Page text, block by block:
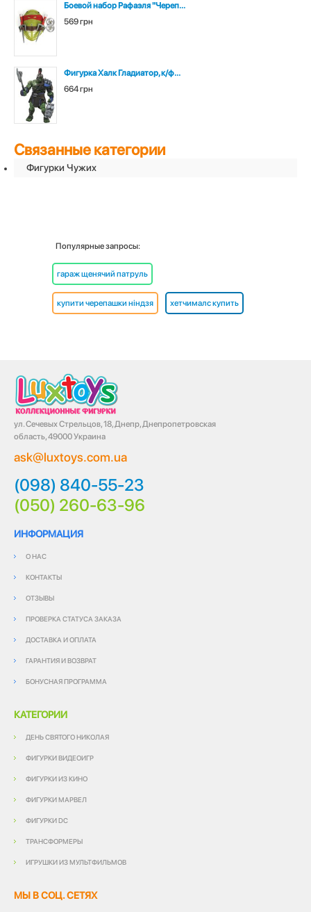
Боевой набор Рафаэля "Череп...
569 грн
Фигурка Халк Гладиатор, к/ф...
664 грн
Связанные категории
Фигурки Чужих
Популярные запросы:
гараж щенячий патруль
купити черепашки ніндзя хетчималс купить
ул. Сечевых Стрельцов, 18, Днепр, Днепропетровская
область, 49000 Украина
ask@luxtoys.com.ua
(098) 840-55-23
(050) 260-63-96
ИНФОРМАЦИЯ
О НАС
КОНТАКТЫ
ОТЗЫВЫ
ПРОВЕРКА СТАТУСА ЗАКАЗА
ДОСТАВКА И ОПЛАТА
ГАРАНТИЯ И ВОЗВРАТ
БОНУСНАЯ ПРОГРАММА
КАТЕГОРИИ
ДЕНЬ СВЯТОГО НИКОЛАЯ
ФИГУРКИ ВИДЕОИГР
ФИГУРКИ ИЗ КИНО
ФИГУРКИ МАРВЕЛ
ФИГУРКИ DC
ТРАНСФОРМЕРЫ
ИГРУШКИ ИЗ МУЛЬТФИЛЬМОВ
МЫ В СОЦ. СЕТЯХ